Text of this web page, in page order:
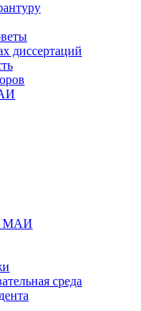
диссертаций
МАИ
среда